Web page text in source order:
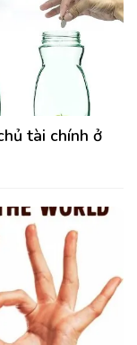
tài chính ở